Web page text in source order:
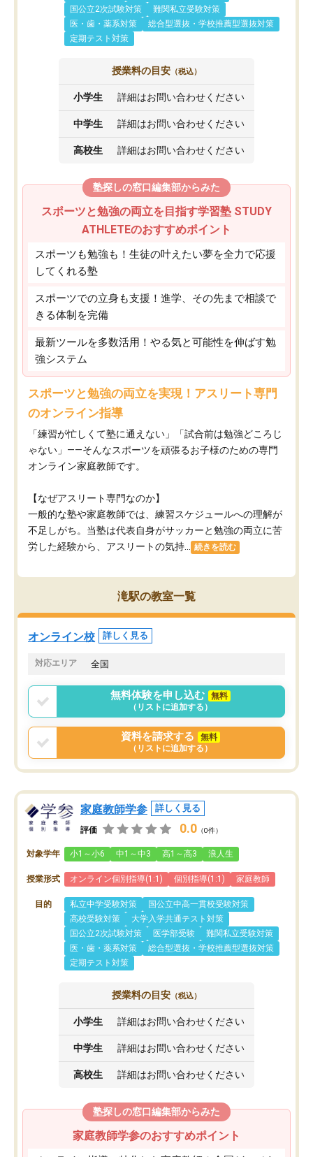
国公立2次試験対策
難関私立受験対策
医・歯・薬系対策
総合型選抜・学校推薦型選抜対策
定期テスト対策
授業料の目安 （税込）
小学生 詳細はお問い合わせください
中学生 詳細はお問い合わせください
高校生 詳細はお問い合わせください
塾探しの窓口編集部からみた
スポーツと勉強の両立を目指す学習塾 STUDY
ATHLETEのおすすめポイント
スポーツも勉強も！生徒の叶えたい夢を全力で応援
してくれる塾
スポーツでの立身も支援！進学、その先まで相談で
きる体制を完備
最新ツールを多数活用！やる気と可能性を伸ばす勉
強システム
スポーツと勉強の両立を実現！アスリート専門
のオンライン指導
「練習が忙しくて塾に通えない」「試合前は勉強どころじ
ゃない」——そんなスポーツを頑張るお子様のための専門
オンライン家庭教師です。
【なぜアスリート専門なのか】
一般的な塾や家庭教師では、練習スケジュールへの理解が
不足しがち。当塾は代表自身がサッカーと勉強の両立に苦
労した経験から、アスリートの気持...
続きを読む
滝駅の教室一覧
オンライン校 詳しく見る
対応エリア 全国
無料体験を申し込む
無料
（リストに追加する）
資料を請求する
無料
（リストに追加する）
家庭教師学参 詳しく見る
評価 0.0 （0件）
対象学年 小1～小6 中1～中3 高1～高3 浪人生
授業形式 オンライン個別指導(1:1) 個別指導(1:1) 家庭教師
目的 私立中学受験対策
国公立中高一貫校受験対策
高校受験対策
大学入学共通テスト対策
国公立2次試験対策
医学部受験
難関私立受験対策
医・歯・薬系対策
総合型選抜・学校推薦型選抜対策
定期テスト対策
授業料の目安 （税込）
小学生 詳細はお問い合わせください
中学生 詳細はお問い合わせください
高校生 詳細はお問い合わせください
塾探しの窓口編集部からみた
家庭教師学参のおすすめポイント